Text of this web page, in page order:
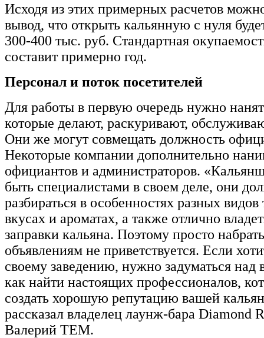
Исходя из этих примерных расчетов
вывод, что открыть кальянную с нуля
300-400 тыс. руб. Стандартная
составит примерно год.
Персонал и поток посетителей
Для работы в первую очередь нужно
которые делают, раскуривают,
Они же могут совмещать должность
Некоторые компании дополнительно
официантов и администраторов.
быть специалистами в своем деле, они
разбираться в особенностях разных видов
вкусах и ароматах, а также отлично
заправки кальяна. Поэтому просто
объявлениям не приветствуется. Если
своему заведению, нужно задуматься над
как найти настоящих профессионалов,
создать хорошую репутацию вашей
рассказал владелец лаунж-бара Diamond
Валерий ТЕМ.